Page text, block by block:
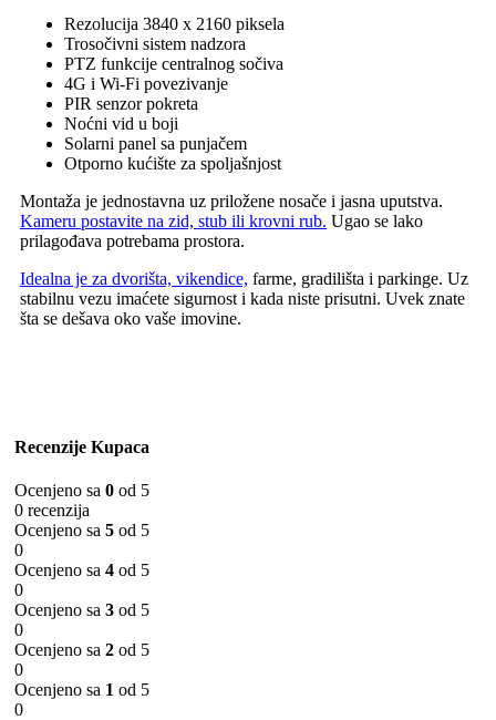
Rezolucija 3840 x 2160 piksela
Trosočivni sistem nadzora
PTZ funkcije centralnog sočiva
4G i Wi‑Fi povezivanje
PIR senzor pokreta
Noćni vid u boji
Solarni panel sa punjačem
Otporno kućište za spoljašnjost
Montaža je jednostavna uz priložene nosače i jasna uputstva.
Kameru postavite na zid, stub ili krovni rub. Ugao se lako
prilagođava potrebama prostora.
Idealna je za dvorišta, vikendice, farme, gradilišta i parkinge. Uz
stabilnu vezu imaćete sigurnost i kada niste prisutni. Uvek znate
šta se dešava oko vaše imovine.
Recenzije Kupaca
Ocenjeno sa 0 od 5
0 recenzija
Ocenjeno sa 5 od 5
0
Ocenjeno sa 4 od 5
0
Ocenjeno sa 3 od 5
0
Ocenjeno sa 2 od 5
0
Ocenjeno sa 1 od 5
0